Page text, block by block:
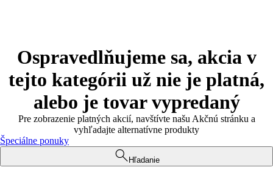
Ospravedlňujeme sa, akcia v
tejto kategórii už nie je platná,
alebo je tovar vypredaný
Pre zobrazenie platných akcií, navštívte našu Akčnú stránku a
vyhľadajte alternatívne produkty
Špeciálne ponuky
Hľadanie